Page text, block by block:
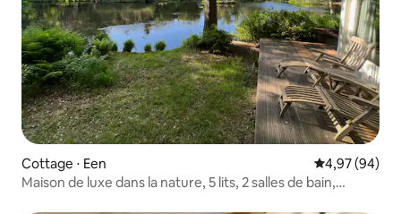
Cottage ⋅ Een Évaluation
4,97 (94)
Maison de luxe dans la nature, 5 lits, 2 salles de bain,